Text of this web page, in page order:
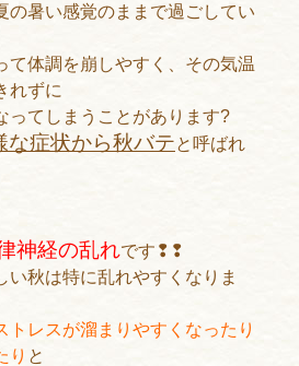
の暑い感覚のままで過ごしてい
て体調を崩しやすく、その気温
れずに
ってしまうことがあります?
な症状から秋バテと呼ばれ
神経の乱れです❢❢
い秋は特に乱れやすくなりま
トレスが溜まりやすくなったり
り と